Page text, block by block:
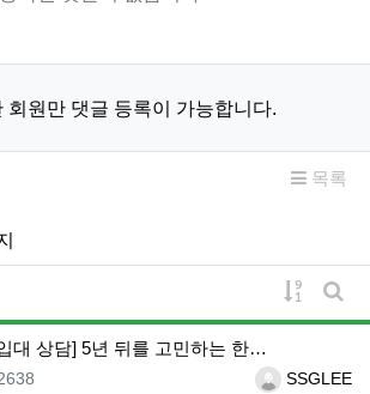
회원만 댓글 등록이 가능합니다.
목록
게시물
게
대 상담] 5년 뒤를 고민하는 한…
등록자SSGLEE
회